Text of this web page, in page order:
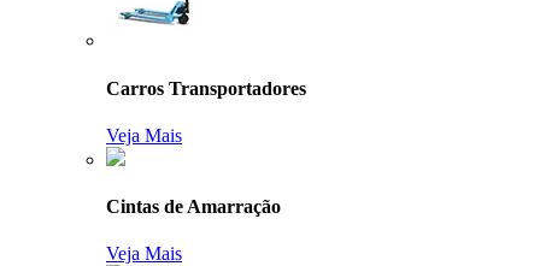
Carros Transportadores
Veja Mais
Cintas de Amarração
Veja Mais